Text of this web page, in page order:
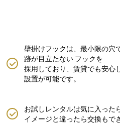
壁掛けフックは、最小限の穴
跡が目立たない フックを
採用しており、賃貸でも安心
設置が可能です。
お試しレンタルは気に入った
イメージと違ったら交換もで